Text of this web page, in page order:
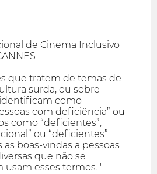
de Cinema Inclusivo
que tratem de temas de
surda, ou sobre
como
com deficiência” ou
como “deficientes”,
ou “deficientes”.
boas-vindas a pessoas
que não se
esses termos. '